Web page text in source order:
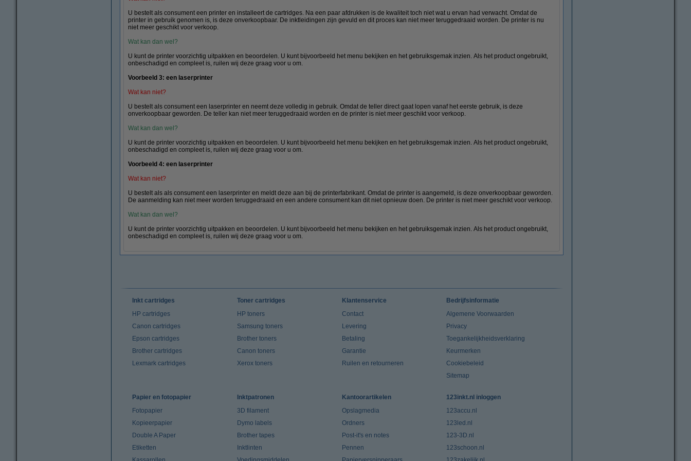
U bestelt als consument een printer en installeert de cartridges. Na een paar afdrukken is de kwaliteit toch niet wat u ervan had verwacht. Omdat de
printer in gebruik genomen is, is deze onverkoopbaar. De inktleidingen zijn gevuld en dit proces kan niet meer teruggedraaid worden. De printer is nu
niet meer geschikt voor verkoop.
Wat kan dan wel?
U kunt de printer voorzichtig uitpakken en beoordelen. U kunt bijvoorbeeld het menu bekijken en het gebruiksgemak inzien. Als het product ongebruikt,
onbeschadigd en compleet is, ruilen wij deze graag voor u om.
Voorbeeld 3: een laserprinter
Wat kan niet?
U bestelt als consument een laserprinter en neemt deze volledig in gebruik. Omdat de teller direct gaat lopen vanaf het eerste gebruik, is deze
onverkoopbaar geworden. De teller kan niet meer teruggedraaid worden en de printer is niet meer geschikt voor verkoop.
Wat kan dan wel?
U kunt de printer voorzichtig uitpakken en beoordelen. U kunt bijvoorbeeld het menu bekijken en het gebruiksgemak inzien. Als het product ongebruikt,
onbeschadigd en compleet is, ruilen wij deze graag voor u om.
Voorbeeld 4: een laserprinter
Wat kan niet?
U bestelt als als consument een laserprinter en meldt deze aan bij de printerfabrikant. Omdat de printer is aangemeld, is deze onverkoopbaar geworden.
De aanmelding kan niet meer worden teruggedraaid en een andere consument kan dit niet opnieuw doen. De printer is niet meer geschikt voor verkoop.
Wat kan dan wel?
U kunt de printer voorzichtig uitpakken en beoordelen. U kunt bijvoorbeeld het menu bekijken en het gebruiksgemak inzien. Als het product ongebruikt,
onbeschadigd en compleet is, ruilen wij deze graag voor u om.
Inkt cartridges
HP cartridges
Canon cartridges
Epson cartridges
Brother cartridges
Lexmark cartridges
Toner cartridges
HP toners
Samsung toners
Brother toners
Canon toners
Xerox toners
Klantenservice
Contact
Levering
Betaling
Garantie
Ruilen en retourneren
Bedrijfsinformatie
Algemene Voorwaarden
Privacy
Toegankelijkheidsverklaring
Keurmerken
Cookiebeleid
Sitemap
Papier en fotopapier
Fotopapier
Kopieerpapier
Double A Paper
Etiketten
Inktpatronen
3D filament
Dymo labels
Brother tapes
Inktlinten
Kantoorartikelen
Opslagmedia
Ordners
Post-it's en notes
Pennen
123inkt.nl inloggen
123accu.nl
123led.nl
123-3D.nl
123schoon.nl